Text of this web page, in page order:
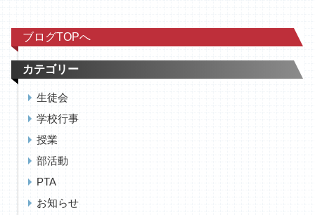
ブログTOPへ
カテゴリー
生徒会
学校行事
授業
部活動
PTA
お知らせ